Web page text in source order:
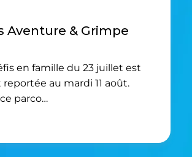
Aventure & Grimpe
en famille du 23 juillet est
au mardi 11 août.
parco…